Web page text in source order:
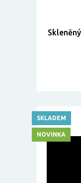
SKLADEM
NOVINKA